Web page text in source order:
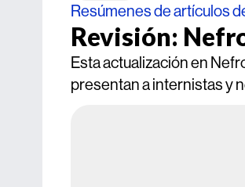
Resúmenes de artículos
Revisión:
Esta actualización en
presentan a internistas y